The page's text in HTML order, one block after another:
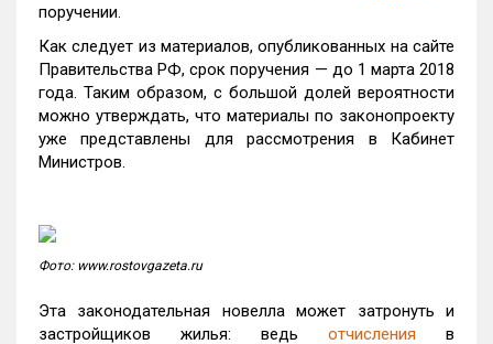
поручении.
Как следует из материалов, опубликованных на сайте
Правительства РФ, срок поручения — до 1 марта 2018
года. Таким образом, с большой долей вероятности
можно утверждать, что материалы по законопроекту
уже представлены для рассмотрения в Кабинет
Министров.
Фото: www.rostovgazeta.ru
Эта законодательная новелла может затронуть и
застройщиков жилья: ведь отчисления в